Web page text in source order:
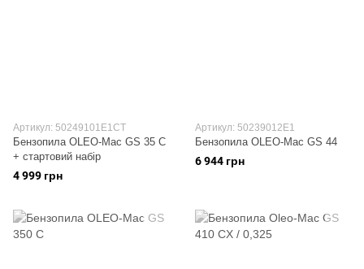
Артикул: 50249101E1CT
Бензопила OLEO-Mac GS 35 C
+ стартовий набір
4 999 грн
Артикул: 50239012E1
Бензопила OLEO-Mac GS 44
6 944 грн